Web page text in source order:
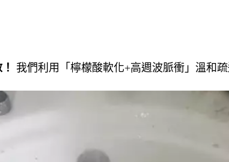
我們利用「檸檬酸軟化+高週波脈衝」溫和